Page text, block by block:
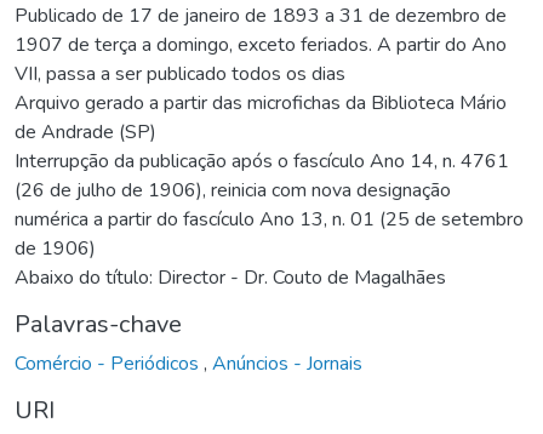
Publicado de 17 de janeiro de 1893 a 31 de dezembro de
1907 de terça a domingo, exceto feriados. A partir do Ano
VII, passa a ser publicado todos os dias
Arquivo gerado a partir das microfichas da Biblioteca Mário
de Andrade (SP)
Interrupção da publicação após o fascículo Ano 14, n. 4761
(26 de julho de 1906), reinicia com nova designação
numérica a partir do fascículo Ano 13, n. 01 (25 de setembro
de 1906)
Abaixo do título: Director - Dr. Couto de Magalhães
Palavras-chave
Comércio - Periódicos , Anúncios - Jornais
URI